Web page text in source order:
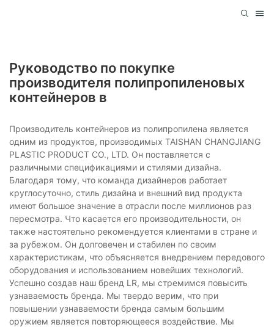
Руководство по покупке
производителя полипропиленовых
контейнеров в
Производитель контейнеров из полипропилена является
одним из продуктов, производимых TAISHAN CHANGJIANG
PLASTIC PRODUCT CO., LTD. Он поставляется с
различными спецификациями и стилями дизайна.
Благодаря тому, что команда дизайнеров работает
круглосуточно, стиль дизайна и внешний вид продукта
имеют большое значение в отрасли после миллионов раз
пересмотра. Что касается его производительности, он
также настоятельно рекомендуется клиентами в стране и
за рубежом. Он долговечен и стабилен по своим
характеристикам, что объясняется внедрением передового
оборудования и использованием новейших технологий.
Успешно создав наш бренд LR, мы стремимся повысить
узнаваемость бренда. Мы твердо верим, что при
повышении узнаваемости бренда самым большим
оружием является повторяющееся воздействие. Мы